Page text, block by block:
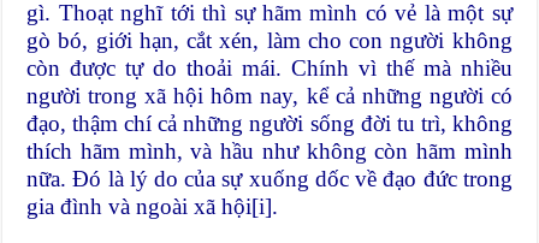
gì. Thoạt nghĩ tới thì sự hãm mình có vẻ là một sự
gò bó, giới hạn, cắt xén, làm cho con người không
còn được tự do thoải mái. Chính vì thế mà nhiều
người trong xã hội hôm nay, kể cả những người có
đạo, thậm chí cả những người sống đời tu trì, không
thích hãm mình, và hầu như không còn hãm mình
nữa. Ðó là lý do của sự xuống dốc về đạo đức trong
gia đình và ngoài xã hội[i].